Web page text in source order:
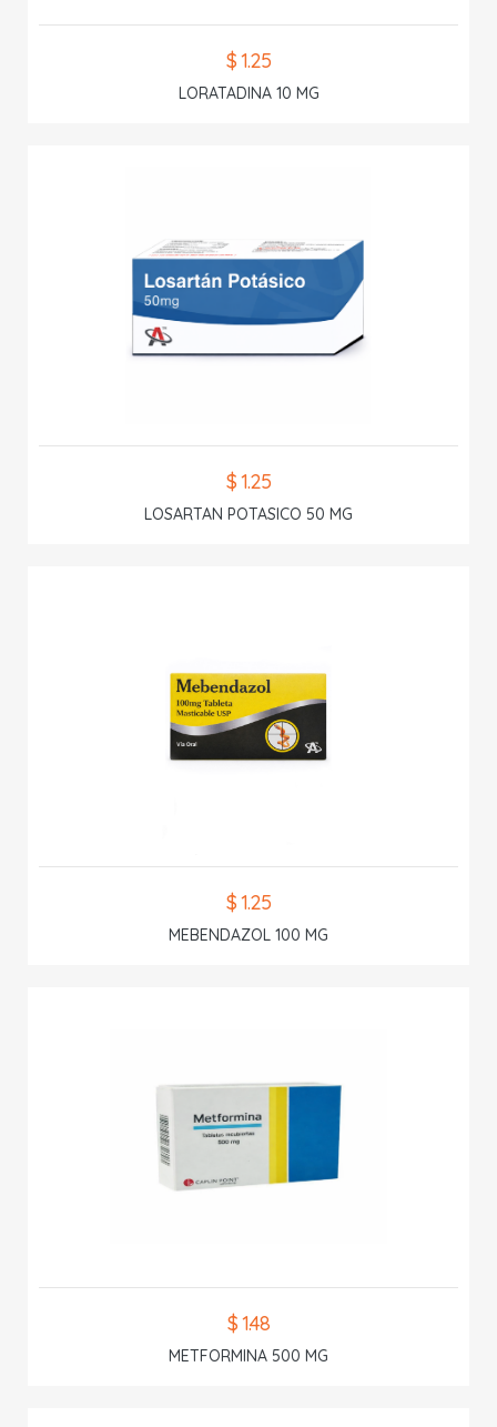
$ 1.25
LORATADINA 10 MG
$ 1.25
LOSARTAN POTASICO 50 MG
$ 1.25
MEBENDAZOL 100 MG
$ 1.48
METFORMINA 500 MG